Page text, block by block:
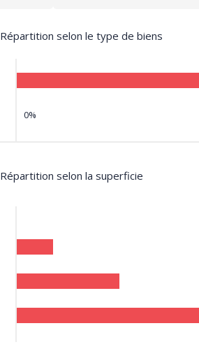
Répartition selon le type de biens
0%
Répartition selon la superficie